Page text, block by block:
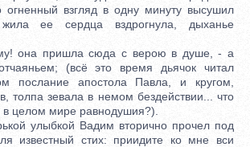
огненный взгляд в одну минуту высушил
ее сердца вздрогнула, дыханье
она пришла сюда с верою в душе, - а
(всё это время дьячок читал
послание апостола Павла, и кругом,
толпа зевала в немом бездействии... что
в целом мире равнодушия?).
улыбкой Вадим вторично прочел под
известный стих: приидите ко мне вси